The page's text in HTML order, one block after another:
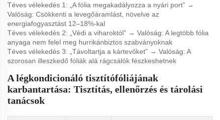
Téves vélekedés 1:
„A fólia megakadályozza a nyári port” →
Valóság: Csökkenti a levegőáramlást, növelve az
energiafogyasztást 12–18%-kal
Téves vélekedés 2:
„Védi a viharoktól” → Valóság: A legtöbb fólia
anyaga nem felel meg hurrikánbiztos szabványoknak
Téves vélekedés 3:
„Távoltartja a kártevőket” → Valóság: A
szorosan illeszkedő fóliák alá rágcsálók fészkeshetnek
A légkondicionáló tisztítófóliájának
karbantartása: Tisztítás, ellenőrzés és tárolási
tanácsok